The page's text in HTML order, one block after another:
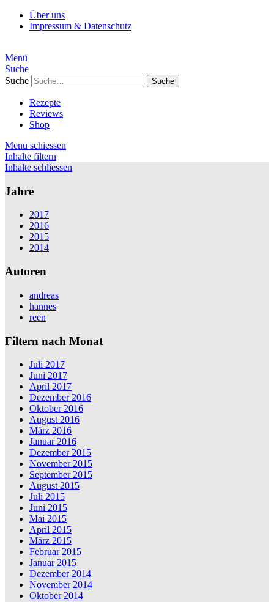
Über uns
Impressum & Datenschutz
Menü
Suche
Suche
Rezepte
Reviews
Shop
Menü schiessen
Inhalte filtern
Inhalte schliessen
Jahre
2017
2016
2015
2014
Autoren
andreas
hannes
reen
Filtern nach Monat
Juli 2017
Juni 2017
April 2017
Dezember 2016
Oktober 2016
August 2016
März 2016
Januar 2016
Dezember 2015
November 2015
September 2015
August 2015
Juli 2015
Juni 2015
Mai 2015
April 2015
März 2015
Februar 2015
Januar 2015
Dezember 2014
November 2014
Oktober 2014